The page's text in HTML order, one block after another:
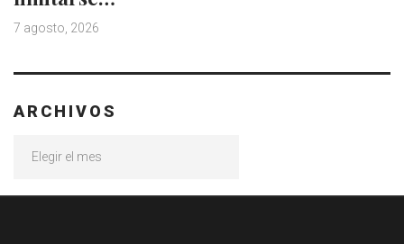
7 agosto, 2026
ARCHIVOS